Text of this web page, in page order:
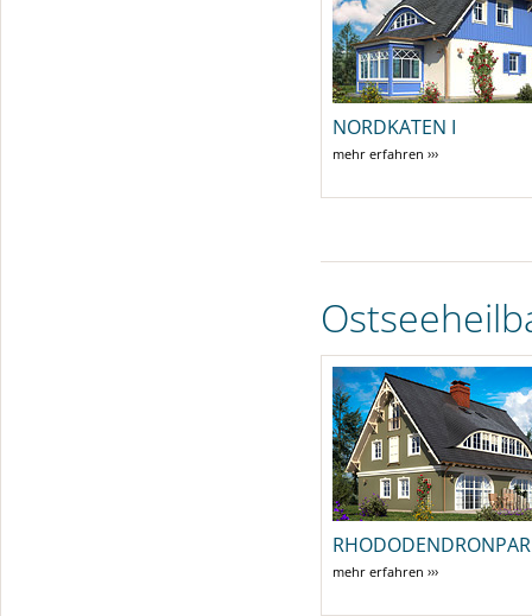
NORDKATEN I
mehr erfahren ›››
mehr erfahren ›››